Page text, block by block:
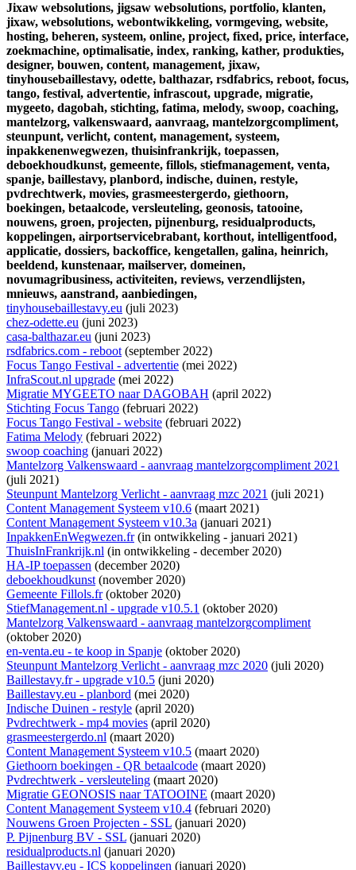
Jixaw websolutions, jigsaw websolutions, portfolio, klanten,
jixaw, websolutions, webontwikkeling, vormgeving, website,
hosting, beheren, systeem, online, project, fixed, price, interface,
zoekmachine, optimalisatie, index, ranking, kather, produkties,
designer, bouwen, content, management, jixaw,
tinyhousebaillestavy, odette, balthazar, rsdfabrics, reboot, focus,
tango, festival, advertentie, infrascout, upgrade, migratie,
mygeeto, dagobah, stichting, fatima, melody, swoop, coaching,
mantelzorg, valkenswaard, aanvraag, mantelzorgcompliment,
steunpunt, verlicht, content, management, systeem,
inpakkenenwegwezen, thuisinfrankrijk, toepassen,
deboekhoudkunst, gemeente, fillols, stiefmanagement, venta,
spanje, baillestavy, planbord, indische, duinen, restyle,
pvdrechtwerk, movies, grasmeestergerdo, giethoorn,
boekingen, betaalcode, versleuteling, geonosis, tatooine,
nouwens, groen, projecten, pijnenburg, residualproducts,
koppelingen, airportservicebrabant, korthout, intelligentfood,
applicatie, dossiers, backoffice, kengetallen, galina, heinrich,
beeldend, kunstenaar, mailserver, domeinen,
novumagribusiness, activiteiten, reviews, verzendlijsten,
mnieuws, aanstrand, aanbiedingen,
tinyhousebaillestavy.eu (juli 2023)
chez-odette.eu (juni 2023)
casa-balthazar.eu (juni 2023)
rsdfabrics.com - reboot(september 2022)
Focus Tango Festival - advertentie (mei 2022)
InfraScout.nl upgrade (mei 2022)
Migratie MYGEETO naar DAGOBAH (april 2022)
Stichting Focus Tango (februari 2022)
Focus Tango Festival - website (februari 2022)
Fatima Melody (februari 2022)
swoop coaching (januari 2022)
Mantelzorg Valkenswaard - aanvraag mantelzorgcompliment 2021
(juli 2021)
Steunpunt Mantelzorg Verlicht - aanvraag mzc 2021 (juli 2021)
Content Management Systeem v10.6 (maart 2021)
Content Management Systeem v10.3a (januari 2021)
InpakkenEnWegwezen.fr(in ontwikkeling - januari 2021)
ThuisInFrankrijk.nl (in ontwikkeling - december 2020)
HA-IP toepassen (december 2020)
deboekhoudkunst(november 2020)
Gemeente Fillols.fr(oktober 2020)
StiefManagement.nl - upgrade v10.5.1 (oktober 2020)
Mantelzorg Valkenswaard - aanvraag mantelzorgcompliment
(oktober 2020)
en-venta.eu - te koop in Spanje (oktober 2020)
Steunpunt Mantelzorg Verlicht - aanvraag mzc 2020 (juli 2020)
Baillestavy.fr - upgrade v10.5 (juni 2020)
Baillestavy.eu - planbord (mei 2020)
Indische Duinen - restyle (april 2020)
Pvdrechtwerk - mp4 movies (april 2020)
grasmeestergerdo.nl (maart 2020)
Content Management Systeem v10.5 (maart 2020)
Giethoorn boekingen - QR betaalcode (maart 2020)
Pvdrechtwerk - versleuteling (maart 2020)
Migratie GEONOSIS naar TATOOINE (maart 2020)
Content Management Systeem v10.4 (februari 2020)
Nouwens Groen Projecten - SSL (januari 2020)
P. Pijnenburg BV - SSL (januari 2020)
residualproducts.nl (januari 2020)
Baillestavy.eu - ICS koppelingen (januari 2020)